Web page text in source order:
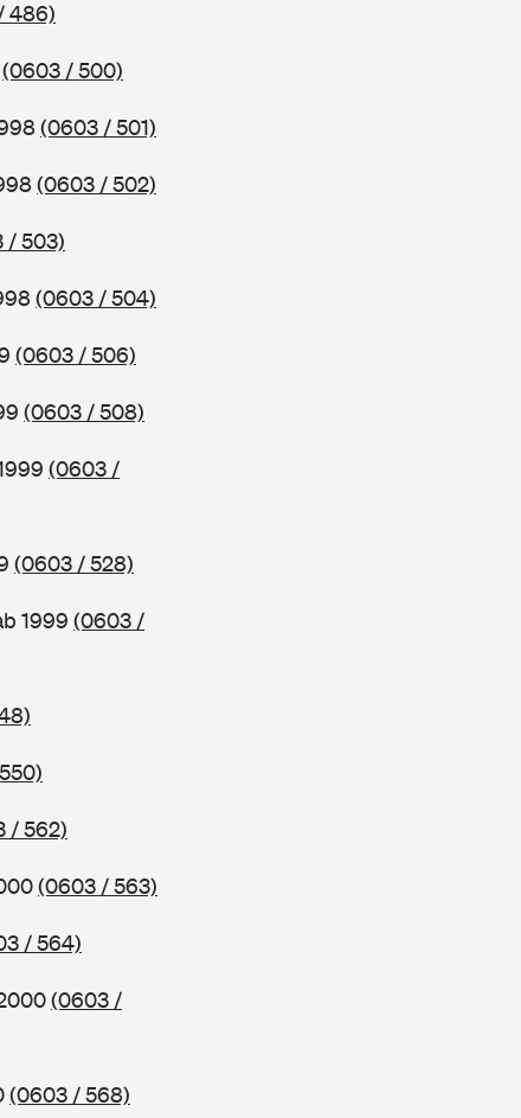
486)
(0603 / 500)
(0603 / 501)
(0603 / 502)
/ 503)
(0603 / 504)
(0603 / 506)
(0603 / 508)
(0603 /
(0603 / 528)
1999 (0603 /
/ 562)
(0603 / 563)
/ 564)
(0603 /
(0603 / 568)